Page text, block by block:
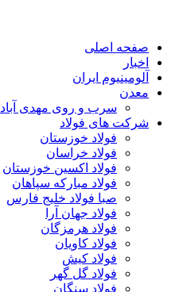
صفحه اصلی
اخبار
آلومینیوم ایران
معدن
سرب و روی مهدی آباد
شرکت های فولاد
فولاد خوزستان
فولاد خراسان
فولاد اکسین خوزستان
فولاد مبارکه سپاهان
صبا فولاد خلیج فارس
فولاد جهان آرا
فولاد هرمزگان
فولاد کاویان
فولاد کیش
فولاد گل گهر
فولاد سنگان